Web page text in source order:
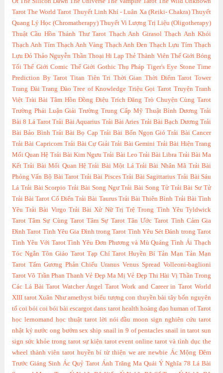
Tarot The World Tarot Thuyết Linh Khí - Luân Xa (Reiki- Chakra) Thuyết
Quang Lý Học (Chromatherapy) Thuyết Vi Lượng Trị Liệu (Oligotherapy)
Thuật Cầu Hồn Thánh Thư Tarot Thạch Anh Girasol Thạch Anh Khói
Thạch Anh Tím Thạch Anh Vàng Thạch Anh Đen Thạch Lựu Tím Thạch
Lựu Đỏ Thảo Nguyễn Thần Thoại Hi Lạp Thẻ Thành Viên Thế Giới Bóng
Tối Thế Giới Comic Thế Giới Gothic Thụ Pháp Tiger's Eye Stone Time
Prediction By Tarot Titan Tiên Tri Thời Gian Thời Điểm Tarot Tower
Trang Đài Trang Đào Tree of Knowledge Triệu Gọi Tarot Truyện Tranh
Việt Trài Bài Tâm Hồn Đồng Điệu Trích Đăng Trò Chuyện Cùng Tarot
Trường Phái Luận Giải Trường Trung Cấp Mỹ Thuật Bình Dương Trải
Bài 8 Lá Tarot Trải Bài Aquarius Trải Bài Aries Trải Bài Bạch Dương Trải
Bài Bảo Bình Trải Bài Bọ Cạp Trải Bài Bốn Ngọn Gió Trải Bài Cancer
Trải Bài Capricorn Trải Bài Cự Giải Trải Bài Gemini Trải Bài Hiện Trang
Mối Quan Hệ Trải Bài Kim Ngưu Trải Bài Leo Trải Bài Libra Trải Bài Ma
Kết Trải Bài Mối Quan Hệ Trải Bài Một Lá Trải Bài Nhân Mã Trải Bài
Phỏng Vấn Bộ Bài Tarot Trải Bài Pisces Trải Bài Sagittarius Trải Bài Sáu
Lá Trải Bài Scorpio Trải Bài Song Ngư Trải Bài Song Tử Trải Bài Sư Tử
Trải Bài Tarot Cổ Điển Trải Bài Taurus Trải Bài Thiên Bình Trải Bài Tình
Yêu Trải Bài Virgo Trải Bài Xử Nữ Trị Trệ Trong Tình Yêu Tyldwick
Tarot Tâm Sự Cùng Tarot Tâm Sự Tarot Tân Ước Tarot Tình Cảm Gia
Đình Tarot Tình Yêu Gia Đình trong Tarot Tình Yêu Sét Đánh trong Tarot
Tình Yêu Với Tarot Tình Yêu Đơn Phương và Mù Quáng Tình Ái Thạch
Tóc Ngắn Tôn Giáo Tarot Tạp Chí Tarot Huyền Bí Tản Mạn Tản Mạn
Tarot Tấm Gương Phản Chiếu Uranus Venus Spread Volleoni-baglioni
Tarot Võ Trần Phan Thanh Vẻ Đẹp Ma Mị Vẻ Đẹp Thi Hài Vị Thần Trong
Các Lá Bài Tarot Watcher Angel Tarot Work and Career in Tarot World
XIII tarot Xuân Như amethyst biểu tượng con thuyền bài tây bốn nguyên
tố coi bói coi bói bài escargot dans tarot health hoàng đạo human of Tarot
học lernomand học thuật tarot lời nói đầu moon sign nghiên cứu tarot
nhật ký nước ong bướm sex ship snail in 9 of pentacles snail in tarot sun
sign sức khỏe trong tarot sự kiện tarot event online tarot và tình dục the
wheel thành viên tarot huyền bí từ thiện we are newbie Ác Mộng Đêm
Trước Giáng Sinh Ác Quỷ Tarot Ánh Trăng Ma Quái Ý Nghĩa 78 Lá Bài